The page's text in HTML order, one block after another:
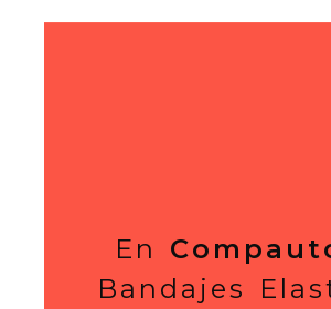
En
Bandajes